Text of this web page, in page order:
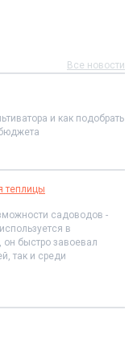
Все новости
и как подобрать
теплицы
садоводов -
в
он быстро завоевал
так и среди